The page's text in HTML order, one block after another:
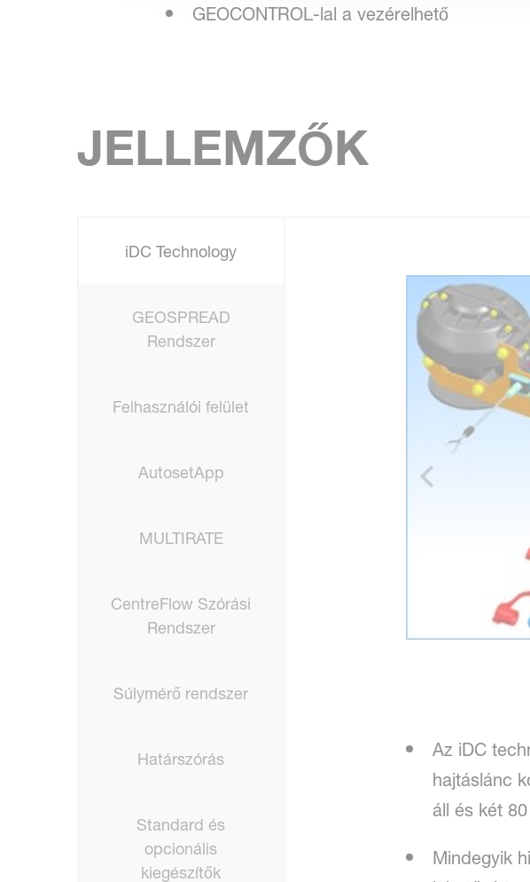
GEOCONTROL-lal a vezérelhető
JELLEMZŐK
iDC Technology
GEOSPREAD
Rendszer
Felhasználói felület
AutosetApp
MULTIRATE
CentreFlow Szórási
Rendszer
Súlymérő rendszer
Határszórás
Standard és
opcionális
kiegészítők
Az iDC
hajtáslánc
áll és két
Mindegyik